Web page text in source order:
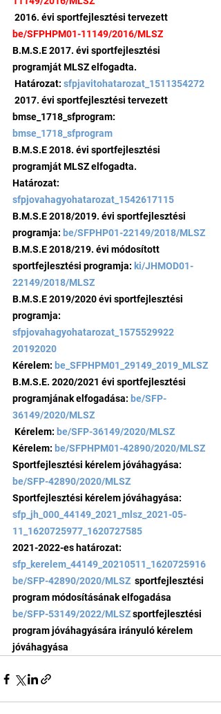
2016. évi sportfejlesztési tervezett
be/SFPHPM01-11149/2016/MLSZ
B.M.S.E 2017. évi sportfejlesztési
programját MLSZ elfogadta.
Határozat: sfpjavitohatarozat_1511354272
bmse_1718_sfprogram:
bmse_1718_sfprogram
B.M.S.E 2018. évi sportfejlesztési
programját MLSZ elfogadta.
Határozat:
sfpjovahagyohatarozat_1542617115
B.M.S.E 2018/2019. évi sportfejlesztési
programja: be/SFPHP01-22149/2018/MLSZ
B.M.S.E 2018/219. évi módosított
sportfejlesztési programja: ki/JHMOD01-
22149/2018/MLSZ
B.M.S.E 2019/2020 évi sportfejlesztési
programja:
sfpjovahagyohatarozat_1575529922
20192020
Kérelem: be_SFPHPM01_29149_2019_MLSZ
B.M.S.E. 2020/2021 évi sportfejlesztési
programjának elfogadása: be/SFP-
36149/2020/MLSZ
Kérelem: be/SFP-36149/2020/MLSZ
Kérelem: be/SFPHPM01-42890/2020/MLSZ
Sportfejlesztési kérelem jóváhagyása:
be/SFP-42890/2020/MLSZ
Sportfejlesztési kérelem jóváhagyása:
sfp_jh_000_44149_2021_mlsz_2021-05-
11_1620725977_1620727585
2021-2022-es határozat:
sfp_kerelem_44149_20210511_1620725916
be/SFP-42890/2020/MLSZ sportfejlesztési
program módosításának elfogadása
be/SFP-53149/2022/MLSZ sportfejlesztési
program jóváhagyására irányuló kérelem
jóváhagyása